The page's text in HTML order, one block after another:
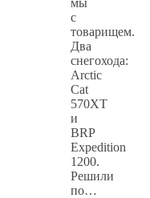
с
товарищем.
Два
снегохода:
Arctic
Cat
570XT
и
BRP
Expedition
1200.
Решили
по…